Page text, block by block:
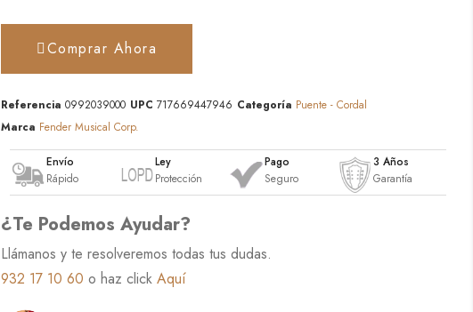
Comprar Ahora
Referencia 0992039000 UPC 717669447946 Categoría Puente - Cordal
Marca Fender Musical Corp.
Envío
Rápido
Ley
Protección
Pago
Seguro
3 Años
Garantía
¿Te Podemos Ayudar?
Llámanos y te resolveremos todas tus dudas.
932 17 10 60 o haz clickAquí